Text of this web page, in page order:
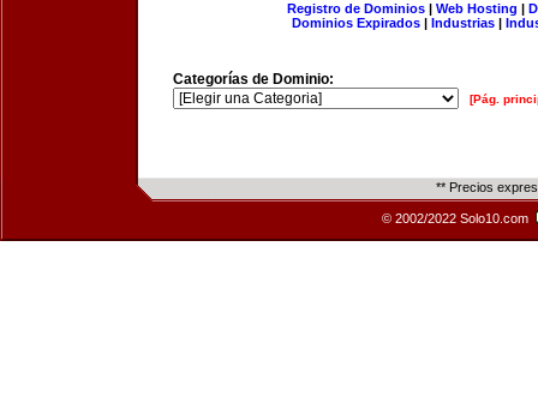
Registro de Dominios| Web Hosting |
Dominios Expirados | Industrias |
Categorías de Dominio:
[Pág.
** Precios
© 2002/2022 Solo10.com